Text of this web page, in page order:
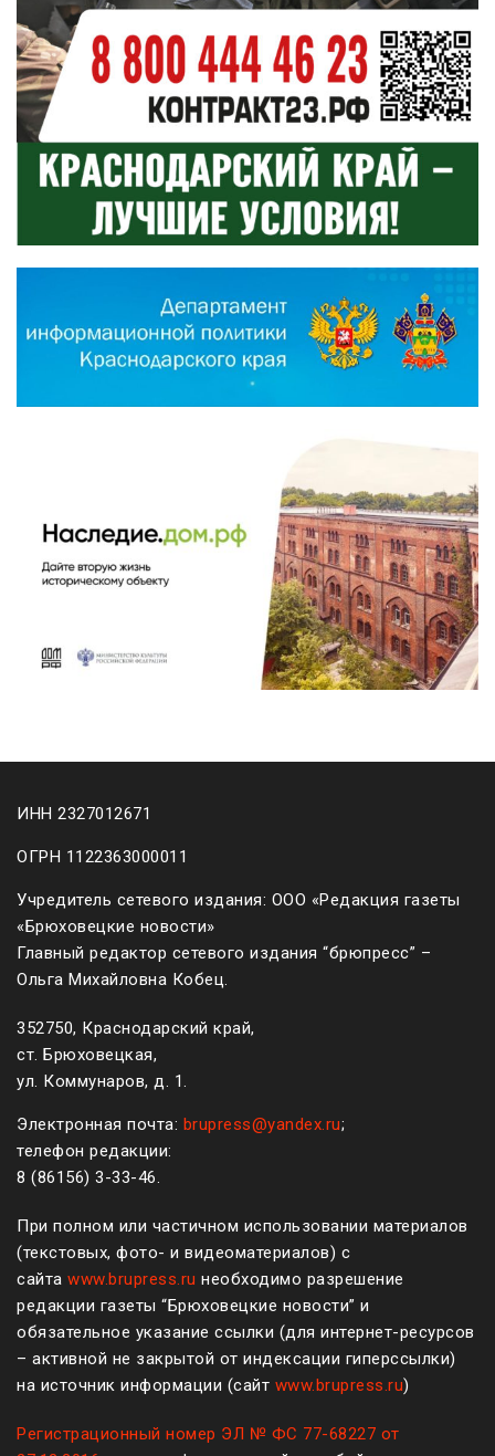
ИНН 2327012671
ОГРН 1122363000011
Учредитель сетевого издания: ООО «Редакция газеты
«Брюховецкие новости»
Главный редактор сетевого издания “брюпресс” –
Ольга Михайловна Кобец.
352750, Краснодарский край,
ст. Брюховецкая,
ул. Коммунаров, д. 1.
Электронная почта: brupress@yandex.ru;
телефон редакции:
8 (861 56) 3-33-46.
При полном или частичном использовании материалов
(текстовых, фото- и видеоматериалов) с
сайта www.brupress.ru необходимо разрешение
редакции газеты “Брюховецкие новости” и
обязательное указание ссылки (для интернет-ресурсов
– активной не закрытой от индексации гиперссылки)
на источник информации (сайт www.brupress.ru)
Регистрационный номер ЭЛ № ФС 77-68227 от